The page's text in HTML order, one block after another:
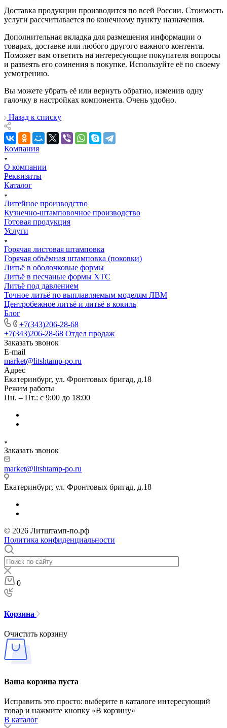
Доставка продукции производится по всей России. Стоимость
услуги рассчитывается по конечному пункту назначения.
Дополнительная вкладка для размещения информации о
товарах, доставке или любого другого важного контента.
Поможет вам ответить на интересующие покупателя вопросы
и развеять его сомнения в покупке. Используйте её по своему
усмотрению.
Вы можете убрать её или вернуть обратно, изменив одну
галочку в настройках компонента. Очень удобно.
Назад к списку
Компания
О компании
Реквизиты
Каталог
Литейное производство
Кузнечно-штамповочное производство
Готовая продукция
Услуги
Горячая листовая штамповка
Горячая объёмная штамповка (поковки)
Литьё в оболочковые формы
Литьё в песчаные формы ХТС
Литьё под давлением
Точное литьё по выплавляемым моделям ЛВМ
Центробежное литьё и литьё в кокиль
Блог
+7(343)206-28-68
+7(343)206-28-68 Отдел продаж
Заказать звонок
E-mail
market@litshtamp-po.ru
Адрес
Екатеринбург, ул. Фронтовых бригад, д.18
Режим работы
Пн. – Пт.: с 9:00 до 18:00
Заказать звонок
market@litshtamp-po.ru
Екатеринбург, ул. Фронтовых бригад, д.18
© 2026 Литштамп-по.рф
Политика конфиденциальности
0
Корзина
Очистить корзину
Ваша корзина пуста
Исправить это просто: выберите в каталоге интересующий
товар и нажмите кнопку «В корзину»
В каталог